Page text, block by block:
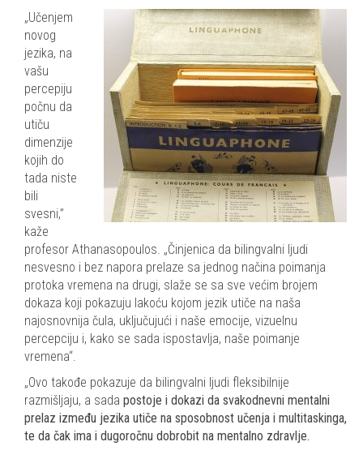
„Učenjem
novog
jezika, na
vašu
percepiju
počnu da
utiču
dimenzije
kojih do
tada niste
bili
svesni,”
kaže
profesor Athanasopoulos. „Činjenica da bilingvalni ljudi
nesvesno i bez napora prelaze sa jednog načina poimanja
protoka vremena na drugi, slaže se sa sve većim brojem
dokaza koji pokazuju lakoću kojom jezik utiče na naša
najosnovnija čula, uključujući i naše emocije, vizuelnu
percepciju i, kako se sada ispostavlja, naše poimanje
vremena“.
„Ovo takođe pokazuje da bilingvalni ljudi fleksibilnije
razmišljaju, a sada postoje i dokazi da svakodnevni mentalni
prelaz između jezika utiče na sposobnost učenja i multitaskinga,
te da čak ima i dugoročnu dobrobit na mentalno zdravlje.